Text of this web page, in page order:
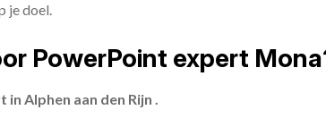
je doel.
PowerPoint expert
Alphen aan den Rijn .